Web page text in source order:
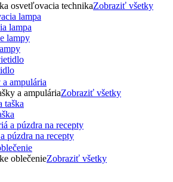
osvetľovacia technikaZobraziť všetky
lampa
ampulária
a ampuláriaZobraziť všetky
púzdra na recepty
oblečenieZobraziť všetky